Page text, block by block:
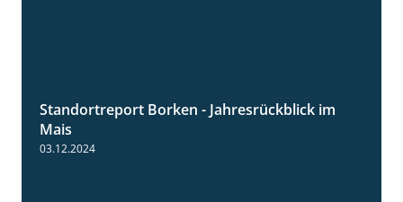
4:26
Standortreport Borken - Jahresrückblick im
Mais
03.12.2024